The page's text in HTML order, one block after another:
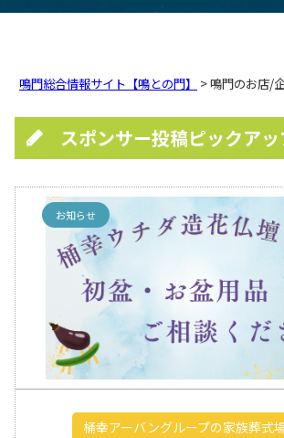
鳴門総合情報サイト【鳴との門】 > 鳴門のお店/
スポンサー投稿ピックアッ
お知らせ
桶幸アーバングループの家族葬式